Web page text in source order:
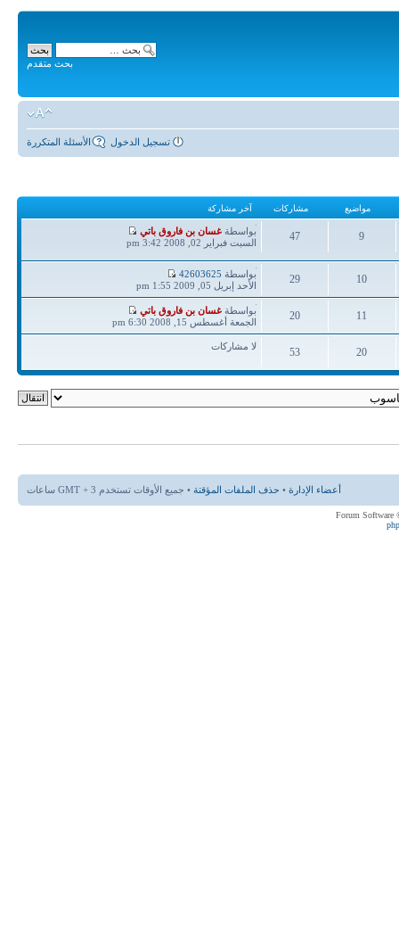
بحث متقدم
الأسئلة المتكررة تسجيل الدخول
مواضيع مشاركات آخر مشاركة
9
مواضيع
47
مشاركات
آخر
مشاركة
بواسطةغسان بن فاروق باتي
السبت فبراير 02, 2008 3:42 pm
10
مواضيع
29
مشاركات
آخر
مشاركة
بواسطة 42603625
الأحد إبريل 05, 2009 1:55 pm
11
مواضيع
20
مشاركات
آخر
مشاركة
بواسطةغسان بن فاروق باتي
الجمعة أغسطس 15, 2008 6:30 pm
20
مواضيع
53
مشاركات
لا مشاركات
أعضاء الإدارة • حذف الملفات المؤقتة • جميع الأوقات تستخدم GMT + 3 ساعات